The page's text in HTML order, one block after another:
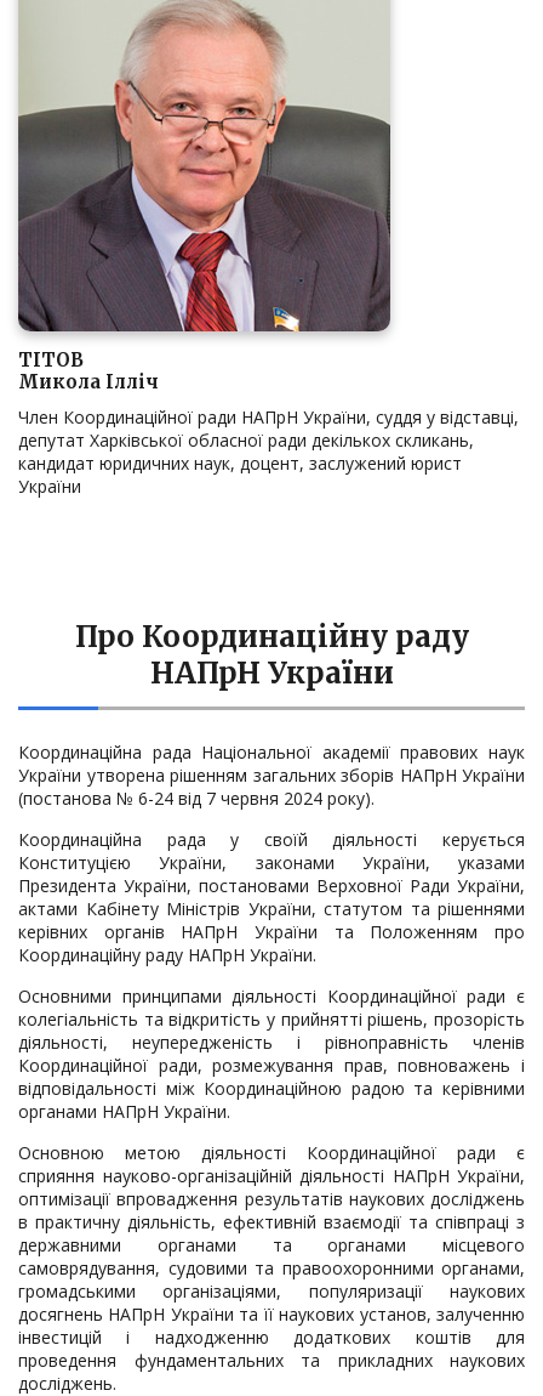
ТІТОВ
Микола Ілліч
Член Координаційної ради НАПрН України, суддя у відставці,
депутат Харківської обласної ради декількох скликань,
кандидат юридичних наук, доцент, заслужений юрист
України
Про Координаційну раду
НАПрН України
Координаційна рада Національної академії правових наук
України утворена рішенням загальних зборів НАПрН України
(постанова № 6-24 від 7 червня 2024 року).
Координаційна рада у своїй діяльності керується
Конституцією України, законами України, указами
Президента України, постановами Верховної Ради України,
актами Кабінету Міністрів України, статутом та рішеннями
керівних органів НАПрН України та Положенням про
Координаційну раду НАПрН України.
Основними принципами діяльності Координаційної ради є
колегіальність та відкритість у прийнятті рішень, прозорість
діяльності, неупередженість і рівноправність членів
Координаційної ради, розмежування прав, повноважень і
відповідальності між Координаційною радою та керівними
органами НАПрН України.
Основною метою діяльності Координаційної ради є
сприяння науково-організаційній діяльності НАПрН України,
оптимізації впровадження результатів наукових досліджень
в практичну діяльність, ефективній взаємодії та співпраці з
державними органами та органами місцевого
самоврядування, судовими та правоохоронними органами,
громадськими організаціями, популяризації наукових
досягнень НАПрН України та її наукових установ, залученню
інвестицій і надходженню додаткових коштів для
проведення фундаментальних та прикладних наукових
досліджень.